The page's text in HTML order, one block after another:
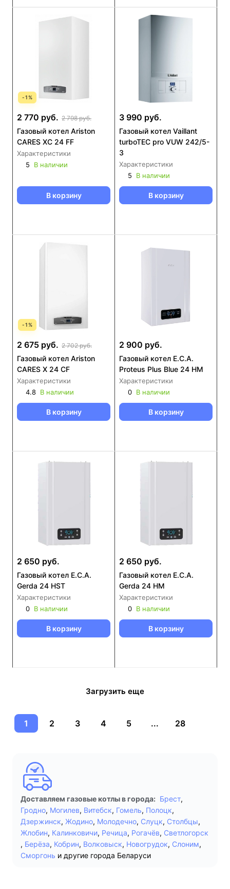
-1%
2 770 руб. 2 798 руб.
Газовый котел Ariston
CARES XC 24 FF
Характеристики
5
В наличии
В корзину
3 990 руб.
Газовый котел Vaillant
turboTEC pro VUW 242/5-
3
Характеристики
5
В наличии
В корзину
-1%
2 675 руб. 2 702 руб.
Газовый котел Ariston
CARES X 24 CF
Характеристики
4.8 В наличии
В корзину
2 900 руб.
Газовый котел E.C.A.
Proteus Plus Blue 24 HM
Характеристики
0 В наличии
В корзину
2 650 руб.
Газовый котел E.C.A.
Gerda 24 HST
Характеристики
0 В наличии
В корзину
2 650 руб.
Газовый котел E.C.A.
Gerda 24 HM
Характеристики
0 В наличии
В корзину
Загрузить еще
1 2 3 4 5 ... 28
Доставляем газовые котлы в города: Брест,
Гродно, Могилев, Витебск, Гомель, Полоцк,
Дзержинск, Жодино, Молодечно, Слуцк, Столбцы,
Жлобин, Калинковичи, Речица, Рогачёв, Светлогорск
, Берёза, Кобрин, Волковыск, Новогрудок, Слоним,
Сморгонь и другие города Беларуси